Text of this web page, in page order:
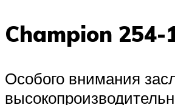
Champion 254-
Особого внимания